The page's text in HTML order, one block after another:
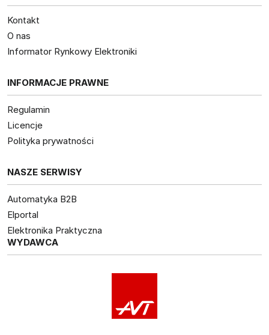
Kontakt
O nas
Informator Rynkowy Elektroniki
INFORMACJE PRAWNE
Regulamin
Licencje
Polityka prywatności
NASZE SERWISY
Automatyka B2B
Elportal
Elektronika Praktyczna
WYDAWCA